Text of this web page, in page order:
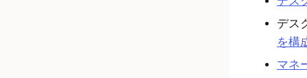
デス
を構
マネ